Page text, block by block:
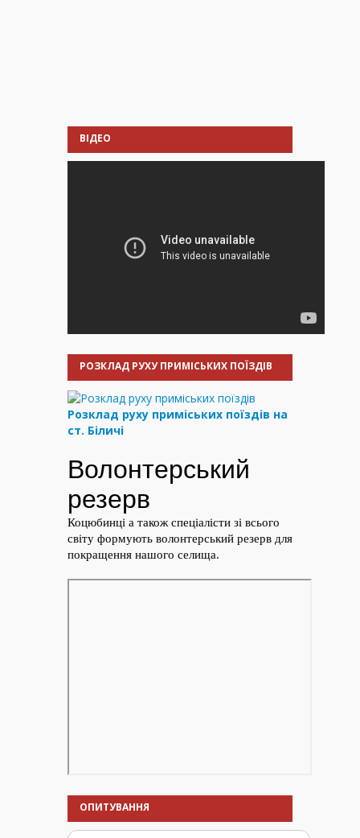
ВІДЕО
РОЗКЛАД РУХУ ПРИМІСЬКИХ ПОЇЗДІВ
Розклад руху приміських поїздів на
ст. Біличі
ОПИТУВАННЯ